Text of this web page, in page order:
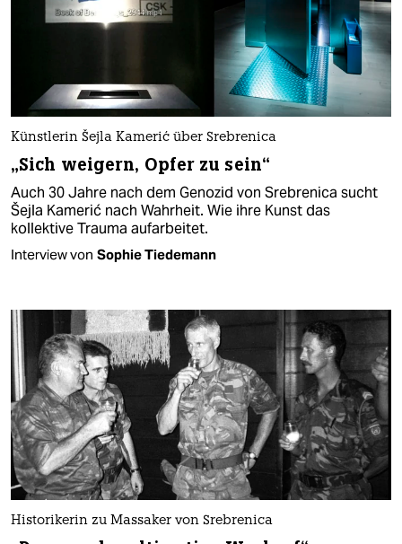
Künstlerin Šejla Kamerić über Srebrenica
„Sich weigern, Opfer zu sein“
Auch 30 Jahre nach dem Genozid von Srebrenica sucht
Šejla Kamerić nach Wahrheit. Wie ihre Kunst das
kollektive Trauma aufarbeitet.
Interview von Sophie Tiedemann
Historikerin zu Massaker von Srebrenica